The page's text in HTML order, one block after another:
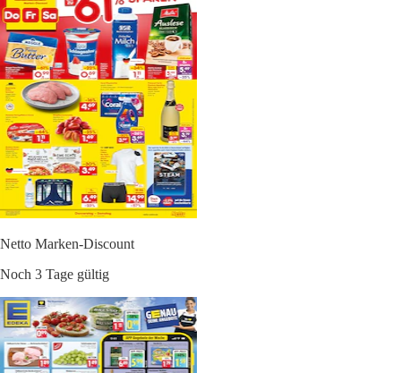
Netto Marken-Discount
Noch 3 Tage gültig